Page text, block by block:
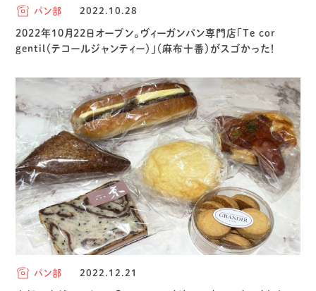
パン部 2022.10.28
2022年10月22日オープン。ヴィーガンパン専門店「Te cor
gentil（テコールジャンティー）」（麻布十番）がスゴかった！
パン部 2022.12.21